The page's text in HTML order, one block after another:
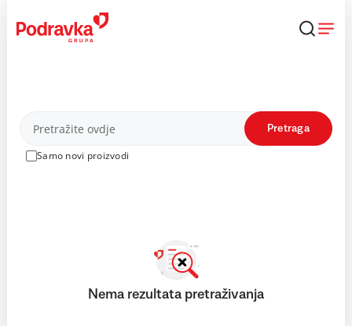
content
Proizvodi
Samo novi proizvodi
Pretraga
Nema rezultata pretraživanja